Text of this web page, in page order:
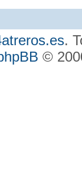
.
©